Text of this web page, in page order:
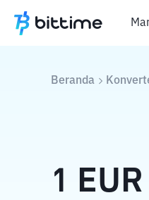
Beranda
1 EUR